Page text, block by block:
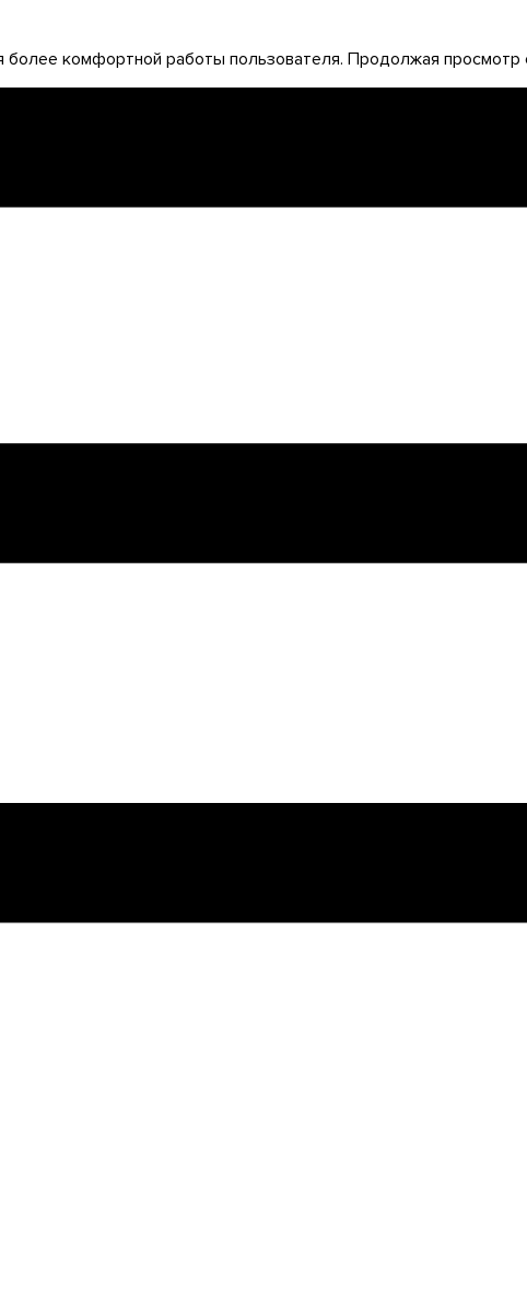
комфортной работы пользователя. Продолжая просмотр